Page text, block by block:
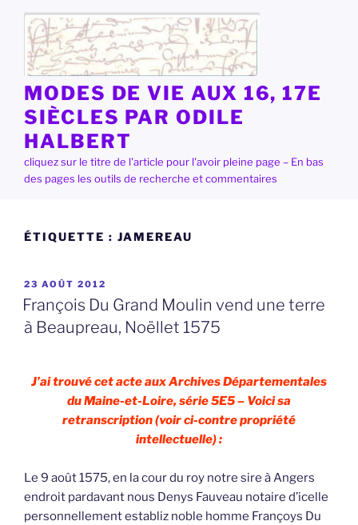
contenu
principal
MODES DE VIE AUX 16, 17E
SIÈCLES PAR ODILE
HALBERT
cliquez sur le titre de l'article pour l'avoir pleine page – En bas
des pages les outils de recherche et commentaires
ÉTIQUETTE : JAMEREAU
PUBLIÉ
LE
23 AOÛT 2012
François Du Grand Moulin vend une terre
à Beaupreau, Noëllet 1575
J’ai trouvé cet acte aux Archives Départementales
du Maine-et-Loire, série 5E5 – Voici sa
retranscription (voir ci-contre propriété
intellectuelle) :
Le 9 août 1575, en la cour du roy notre sire à Angers
endroit pardavant nous Denys Fauveau notaire d’icelle
personnellement establiz noble homme Françoys Du